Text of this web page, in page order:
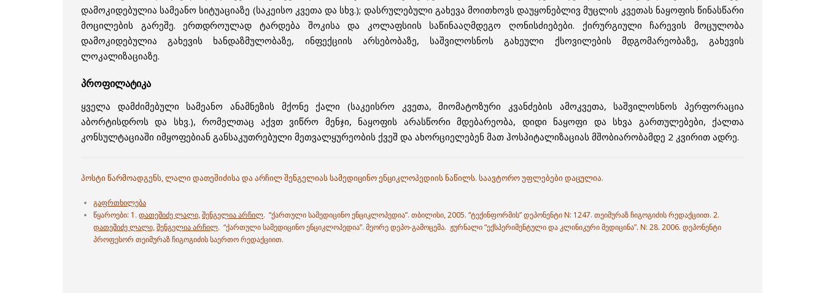
დამოკიდებულია სამეანო სიტუაციაზე (საკეისო კვეთა და სხვ.); დასრულებული გახევა მოითხოვს დაუყონებლივ მუცლის კვეთას ნაყოფის წინასწარი
მოცილების გარეშე. ერთდროულად ტარდება შოკისა და კოლაფსიის საწინააღმდეგო ღონისძიებები. ქირურგიული ჩარევის მოცულობა
დამოკიდებულია გახევის ხანდაზმულობაზე, ინფექციის არსებობაზე, საშვილოსნოს გახეული ქსოვილების მდგომარეობაზე, გახევის
ლოკალიზაციაზე.
პროფილატიკა
ყველა დამძიმებული სამეანო ანამნეზის მქონე ქალი (საკეისრო კვეთა, მიომატოზური კვანძების ამოკვეთა, საშვილოსნოს პერფორაცია
აბორტისდროს და სხვ.), რომელთაც აქვთ ვიწრო მენჯი, ნაყოფის არასწორი მდებარეობა, დიდი ნაყოფი და სხვა გართულებები, ქალთა
კონსულტაციაში იმყოფებიან განსაკუთრებული მეთვალყურეობის ქვეშ და ახორციელებენ მათ ჰოსპიტალიზაციას მშობიარობამდე 2 კვირით ადრე.
პოსტი წარმოადგენს, ლალი დათეშიძისა და არჩილ შენგელიას სამედიცინო ენციკლოპედიის ნაწილს. საავტორო უფლებები დაცულია.
გაფრთხილება
წყაროები: 1. დათეშიძე ლალი,შენგელია არჩილ. “ქართული სამედიცინო ენციკლოპედია”. თბილისი, 2005. “ტექინფორმის” დეპონენტი N: 1247. თეიმურაზ ჩიგოგიძის რედაქციით. 2.
დათეშიძე ლალი,შენგელია არჩილ. “ქართული სამედიცინო ენციკლოპედია”. მეორე დეპო-გამოცემა. ჟურნალი “ექსპერიმენტული და კლინიკური მედიცინა”. N: 28. 2006. დეპონენტი
პროფესორ თეიმურაზ ჩიგოგიძის საერთო რედაქციით.